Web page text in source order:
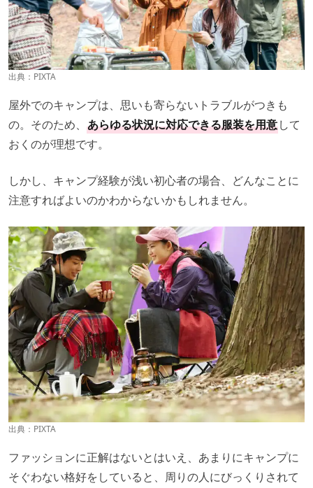
出典：PIXTA
屋外でのキャンプは、思いも寄らないトラブルがつきも
の。そのため、 あらゆる状況に対応できる服装を用意して
おくのが理想です。
しかし、キャンプ経験が浅い初心者の場合、どんなことに
注意すればよいのかわからないかもしれません。
出典：PIXTA
ファッションに正解はないとはいえ、あまりにキャンプに
そぐわない格好をしていると、周りの人にびっくりされて